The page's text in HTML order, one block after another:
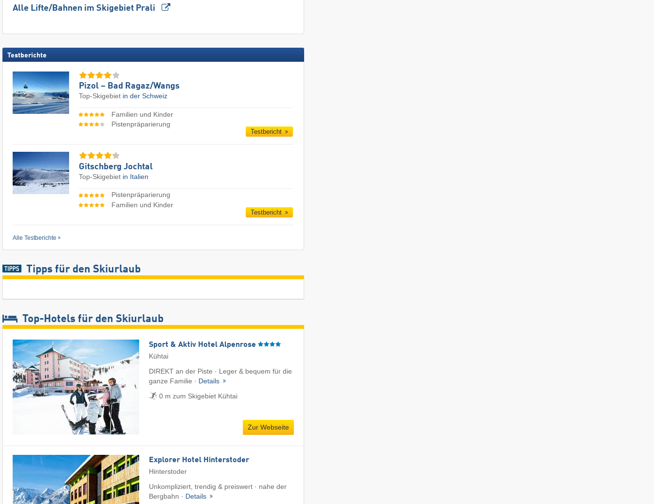
Alle Lifte/Bahnen im Skigebiet Prali
Testberichte
Pizol – Bad Ragaz/​Wangs
Top-Skigebiet in der Schweiz
Familien und Kinder
Pistenpräparierung
Testbericht
Gitschberg Jochtal
Top-Skigebiet in Italien
Pistenpräparierung
Familien und Kinder
Testbericht
Alle Testberichte
Tipps für den Skiurlaub
Top-Hotels für den Skiurlaub
Sport & Aktiv Hotel Alpenrose
Kühtai
DIREKT an der Piste · Leger & bequem für die
ganze Familie · Details
0 m zum Skigebiet Kühtai
Zur Webseite
Explorer Hotel Hinterstoder
Hinterstoder
Unkompliziert, trendig & preiswert · nahe der
Bergbahn · Details